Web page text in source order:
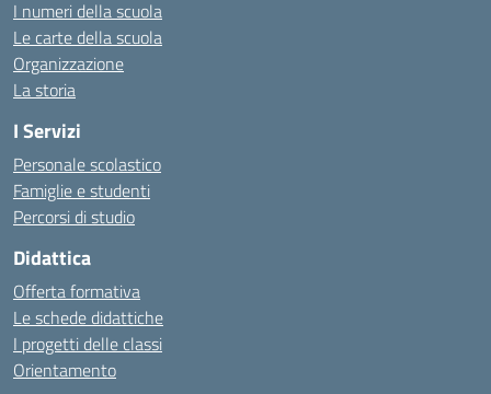
I numeri della scuola
Le carte della scuola
Organizzazione
La storia
I Servizi
Personale scolastico
Famiglie e studenti
Percorsi di studio
Didattica
Offerta formativa
Le schede didattiche
I progetti delle classi
Orientamento